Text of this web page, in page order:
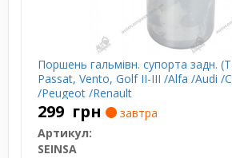
Поршень гальмівн. супорта задн.
Passat, Vento, Golf II-III /Alfa /Audi /
/Peugeot /Renault
299 грн
завтра
Артикул:
SEINSA